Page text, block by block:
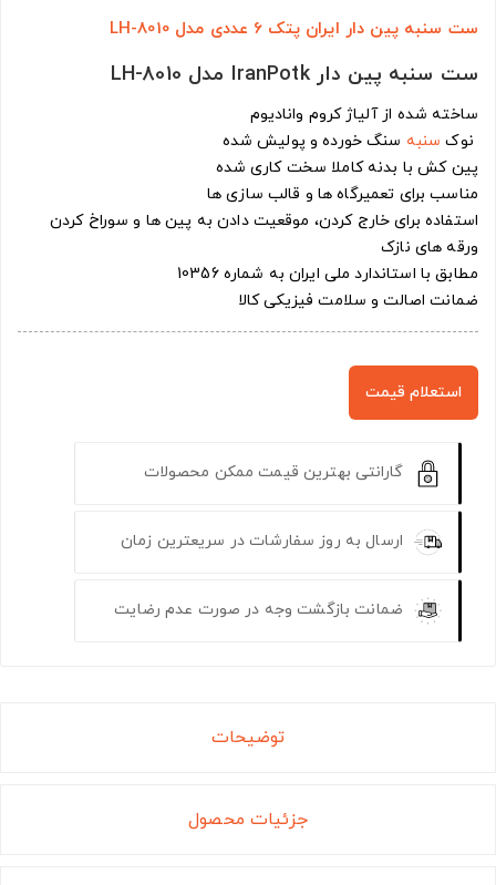
ست سنبه پین دار ایران پتک 6 عددی مدل LH-8010
ست سنبه پین دار IranPotk مدل LH-8010
ساخته شده از آلیاژ کروم وانادیوم
نوک سنبه سنگ خورده و پولیش شده
پین کش با بدنه کاملا سخت کاری شده
مناسب برای تعمیرگاه ها و قالب سازی ها
استفاده برای خارج کردن، موقعیت دادن به پین ها و سوراخ کردن
ورقه های نازک
مطابق با استاندارد ملی ایران به شماره 10356
ضمانت اصالت و سلامت فیزیکی کالا
استعلام قیمت
گارانتی بهترین قیمت ممکن محصولات
ارسال به روز سفارشات در سریعترین زمان
ضمانت بازگشت وجه در صورت عدم رضایت
توضیحات
جزئیات محصول